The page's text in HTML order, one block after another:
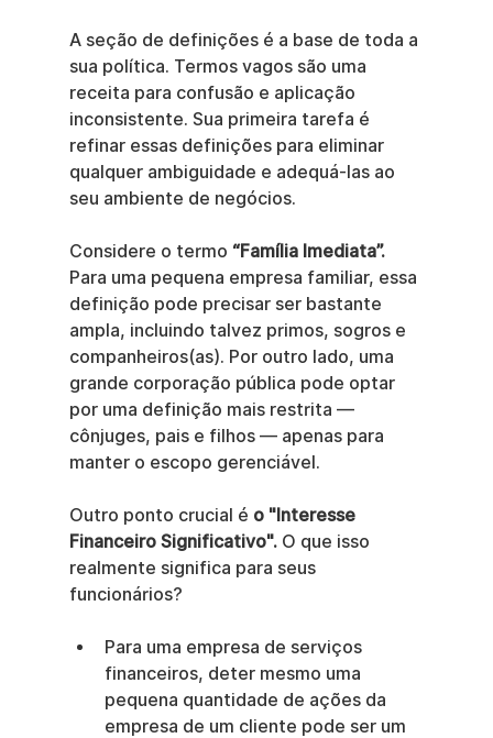
A seção de definições é a base de toda a
sua política. Termos vagos são uma
receita para confusão e aplicação
inconsistente. Sua primeira tarefa é
refinar essas definições para eliminar
qualquer ambiguidade e adequá-las ao
seu ambiente de negócios.
Considere o termo “Família Imediata”.
Para uma pequena empresa familiar, essa
definição pode precisar ser bastante
ampla, incluindo talvez primos, sogros e
companheiros(as). Por outro lado, uma
grande corporação pública pode optar
por uma definição mais restrita —
cônjuges, pais e filhos — apenas para
manter o escopo gerenciável.
Outro ponto crucial é o "Interesse
Financeiro Significativo". O que isso
realmente significa para seus
funcionários?
Para uma empresa de serviços
financeiros, deter mesmo uma
pequena quantidade de ações da
empresa de um cliente pode ser um